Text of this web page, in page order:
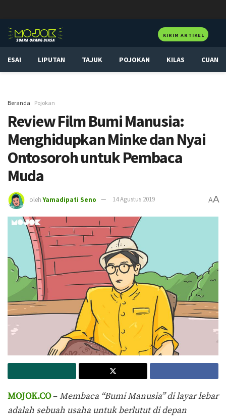
KIRIM ARTIKEL
ESAI LIPUTAN TAJUK POJOKAN KILAS CUAN
Beranda Pojokan
Review Film Bumi Manusia:
Menghidupkan Minke dan Nyai
Ontosoroh untuk Pembaca
Muda
oleh Yamadipati Seno 14 Agustus 2019 AA
MOJOK.CO–Membaca “Bumi Manusia” di layar lebar
adalah sebuah usaha untuk berlutut di depan